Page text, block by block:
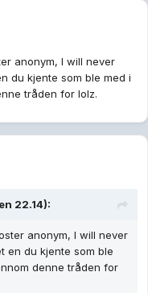
anonym, I will never
du kjente som ble med i
tråden for lolz.
22.14):
anonym, I will never
en du kjente som ble
denne tråden for